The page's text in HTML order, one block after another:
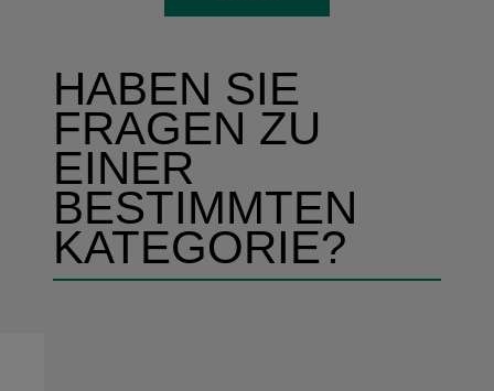
HABEN SIE
FRAGEN ZU
EINER
BESTIMMTEN
KATEGORIE?